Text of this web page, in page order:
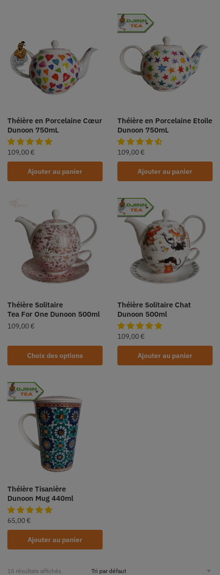
Théière en Porcelaine Cœur
Dunoon 750mL
109,00 €
Ajouter au panier
Théière en Porcelaine Etoile
Dunoon 750mL
109,00 €
Ajouter au panier
Théière Solitaire
Tea For One Dunoon 500ml
109,00 €
Choix des options
Théière Solitaire Chat
Dunoon 500ml
109,00 €
Ajouter au panier
Théière Tisanière
Dunoon Mug 440ml
65,00 €
Ajouter au panier
15 résultats affichés